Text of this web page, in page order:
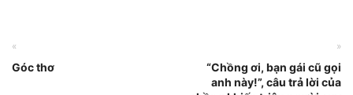
«
Góc thơ
»
“Chồng ơi, bạn gái cũ gọi
anh này!”, câu trả lời của